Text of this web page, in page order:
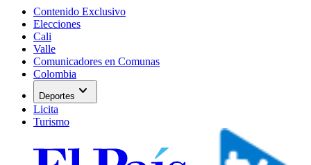
Contenido Exclusivo
Elecciones
Cali
Valle
Comunicadores en Comunas
Colombia
Deportes expand_more
Licita
Turismo